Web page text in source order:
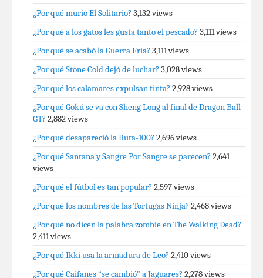
¿Por qué murió El Solitario? 3,132 views
¿Por qué a los gatos les gusta tanto el pescado? 3,111 views
¿Por qué se acabó la Guerra Fría? 3,111 views
¿Por qué Stone Cold dejó de luchar? 3,028 views
¿Por qué los calamares expulsan tinta? 2,928 views
¿Por qué Gokú se va con Sheng Long al final de Dragon Ball
GT? 2,882 views
¿Por qué desapareció la Ruta-100? 2,696 views
¿Por qué Santana y Sangre Por Sangre se parecen? 2,641
views
¿Por qué el fútbol es tan popular? 2,597 views
¿Por qué los nombres de las Tortugas Ninja? 2,468 views
¿Por qué no dicen la palabra zombie en The Walking Dead?
2,411 views
¿Por qué Ikki usa la armadura de Leo? 2,410 views
¿Por qué Caifanes “se cambió” a Jaguares? 2,278 views